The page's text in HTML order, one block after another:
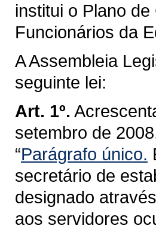
institui o Plano
Funcionários da
A Assembleia
seguinte lei:
Art. 1º.
setembro de
“Parágrafo único.
secretário de
designado
aos servidores